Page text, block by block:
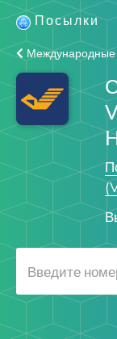
Посылки
Международные